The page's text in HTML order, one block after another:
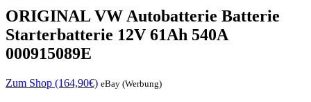
ORIGINAL VW Autobatterie Batterie
Starterbatterie 12V 61Ah 540A
000915089E
Zum Shop (164,90€) eBay (Werbung)